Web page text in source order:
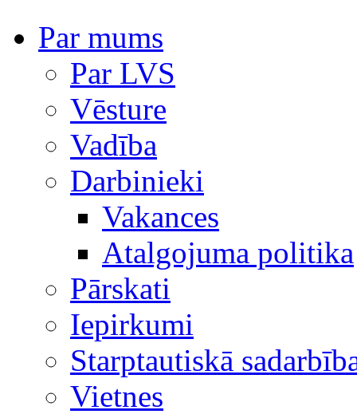
Par mums
Par LVS
Vēsture
Vadība
Darbinieki
Vakances
Atalgojuma politika
Pārskati
Iepirkumi
Starptautiskā
Vietnes